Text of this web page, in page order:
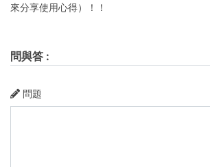
來分享使用心得）！！
問與答 :
問題